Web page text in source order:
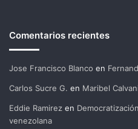
Comentarios recientes
Jose Francisco Blanco en
Carlos Sucre G. en Maribel
Eddie Ramirez en
venezolana